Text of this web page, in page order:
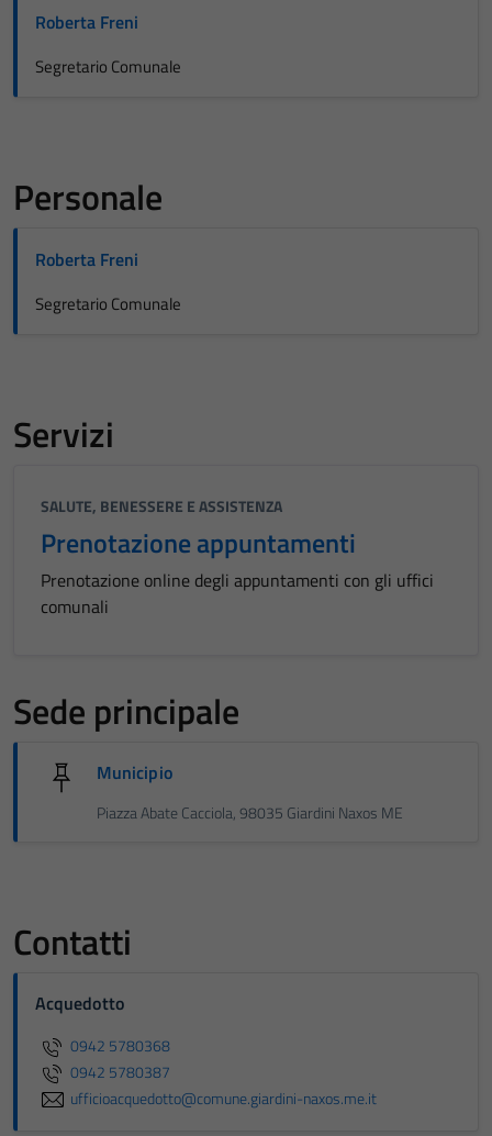
Roberta Freni
Segretario Comunale
Personale
Roberta Freni
Segretario Comunale
Servizi
SALUTE, BENESSERE E ASSISTENZA
Prenotazione appuntamenti
Prenotazione online degli appuntamenti con gli uffici
comunali
Sede principale
Municipio
Piazza Abate Cacciola, 98035 Giardini Naxos ME
Contatti
Acquedotto
0942 5780368
0942 5780387
ufficioacquedotto@comune.giardini-naxos.me.it